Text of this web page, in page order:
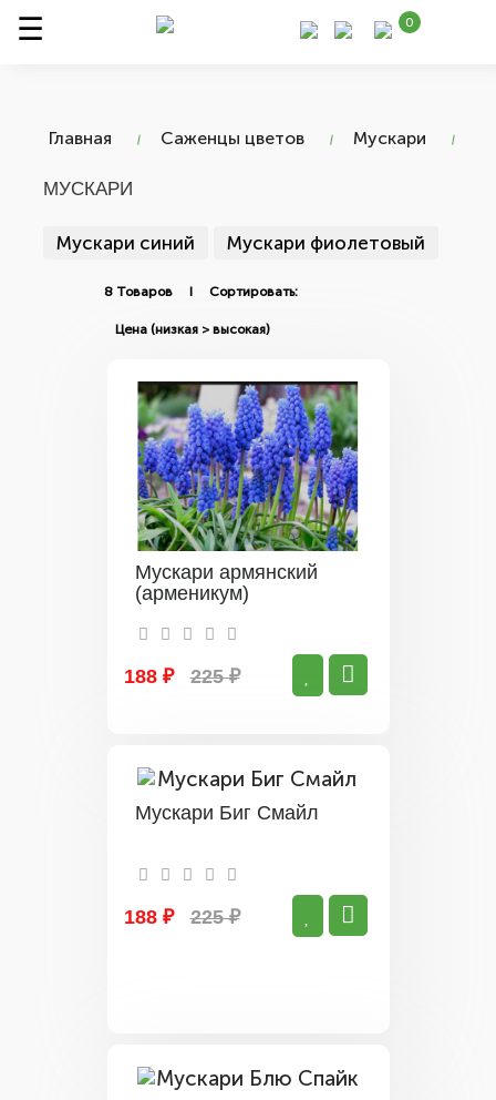
0
Главная Саженцы цветов Мускари
МУСКАРИ
Мускари синий Мускари фиолетовый
8 Товаров I Сортировать:
Мускари армянский
(арменикум)
188 ₽ 225 ₽
Мускари Биг Смайл
188 ₽ 225 ₽